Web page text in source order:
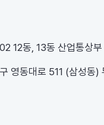
12동, 13동 산업통상부
영동대로 511 (삼성동